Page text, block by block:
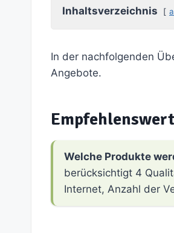
Inhaltsverzeichnis
In der nachfolgenden
Angebote.
Welche Produkte
berücksichtigt 4
Internet, Anzahl der